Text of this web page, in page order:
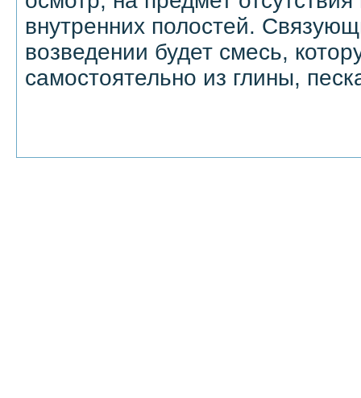
внутренних полостей.
возведении будет смесь,
самостоятельно из глины,